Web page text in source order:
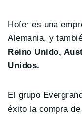
Hofer es una
Alemania, y
Reino Unido,
Unidos.
El grupo
éxito la compra